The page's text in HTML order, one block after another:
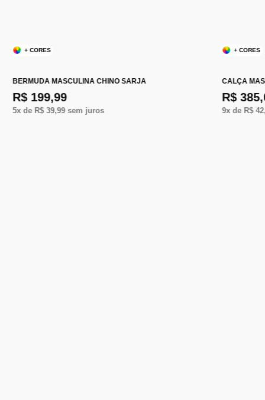
+ CORES
BERMUDA MASCULINA CHINO SARJA
R$ 199,99
5x de R$ 39,99sem juros
+ CORES
CALÇA
R$
9x de R$